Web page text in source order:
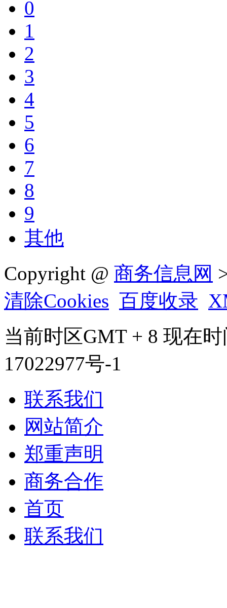
0
1
2
3
4
5
6
7
8
9
其他
Copyright @ 商务信息网
清除Cookies 百度收录
当前时区GMT + 8 现在
17022977号-1
联系我们
网站简介
郑重声明
商务合作
首页
联系我们